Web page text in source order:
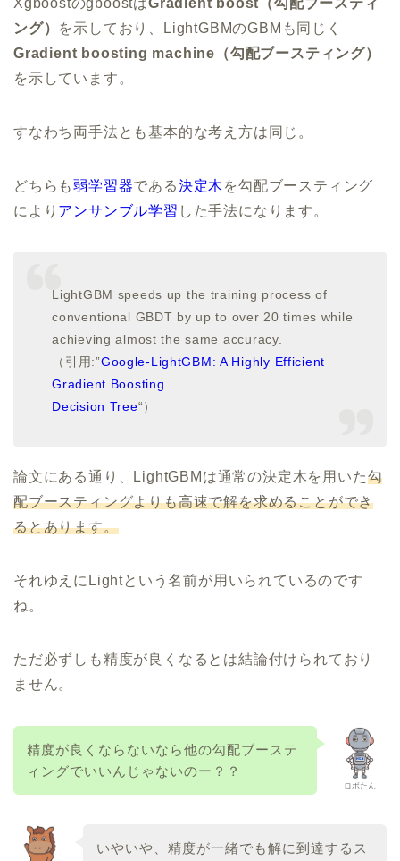
XgboostのgboostはGradient boost（勾配ブースティ
ング） を示しており、LightGBMのGBMも同じく
Gradient boosting machine（勾配ブースティング）
を示しています。
すなわち両手法とも基本的な考え方は同じ。
どちらも弱学習器である決定木 を勾配ブースティング
により アンサンブル学習 した手法になります。
LightGBM speeds up the training process of
conventional GBDT by up to over 20 times while
achieving almost the same accuracy.
（引用:”Google-LightGBM: A Highly Efficient
Gradient Boosting
Decision Tree“）
論文にある通り、LightGBMは通常の決定木を用いた勾
配ブースティングよりも高速で解を求めることができ
るとあります。
それゆえにLightという名前が用いられているのです
ね。
ただ必ずしも精度が良くなるとは結論付けられており
ません。
ロボたん
精度が良くならないなら他の勾配ブーステ
ィングでいいんじゃないのー？？
いやいや、精度が一緒でも解に到達するス